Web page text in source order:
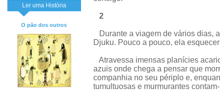
Ler uma História
O pão dos outros
2
Durante a viagem de vários dias,
Djuku. Pouco a pouco, ela
Atravessa imensas planícies
azuis onde chega a pensar que
companhia no seu périplo e,
tumultuosas e murmurantes